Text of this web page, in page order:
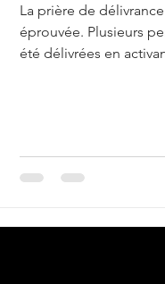
La prière de délivrance
éprouvée. Plusieurs
été délivrées en